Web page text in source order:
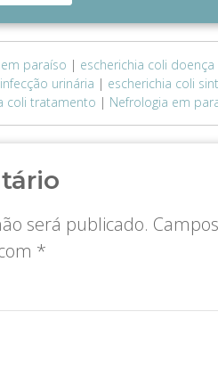
paraíso | escherichia coli doença
urinária | escherichia coli
coli tratamento | Nefrologia em
será publicado. Campos
*